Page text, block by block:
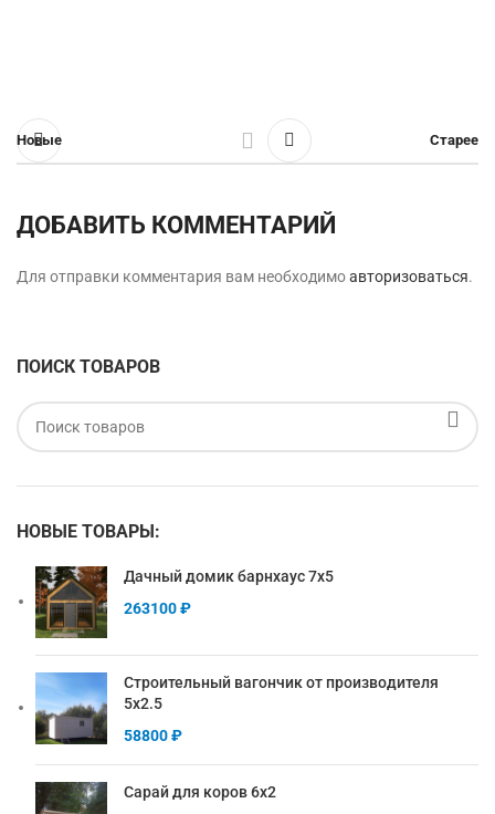
Новые Старее
ДОБАВИТЬ КОММЕНТАРИЙ
Для отправки комментария вам необходимоавторизоваться.
ПОИСК ТОВАРОВ
НОВЫЕ ТОВАРЫ:
Дачный домик барнхаус 7х5
263100₽
Строительный вагончик от производителя
5х2.5
58800₽
Сарай для коров 6х2